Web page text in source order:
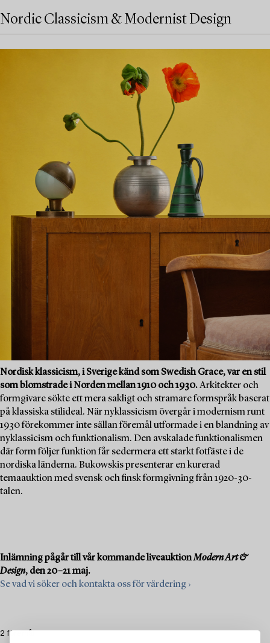
Nordic Classicism & Modernist Design
Nordisk klassicism, i Sverige känd som Swedish Grace, var en stil
som blomstrade i Norden mellan 1910 och 1930.Arkitekter och
formgivare sökte ett mera sakligt och stramare formspråk baserat
på klassiska stilideal. När nyklassicism övergår i modernism runt
1930 förekommer inte sällan föremål utformade i en blandning av
nyklassicism och funktionalism. Den avskalade funktionalismen
där form följer funktion får sedermera ett starkt fotfäste i de
nordiska länderna. Bukowskis presenterar en kurerad
temaauktion med svensk och finsk formgivning från 1920-30-
talen.
Inlämning pågår till vår kommande liveauktionModern Art &
Design, den 20–21 maj.
Se vad vi söker och kontakta oss för värdering ›
2 föremål